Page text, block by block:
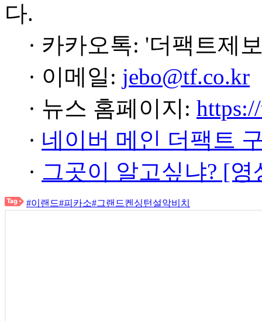
다.
· 카카오톡: '더팩트제
· 이메일: jebo@tf.co.kr
· 뉴스 홈페이지:
· 네이버 메인 더팩트
· 그곳이 알고싶냐? [
#이랜드#피카소#그랜드켄싱턴설악비치